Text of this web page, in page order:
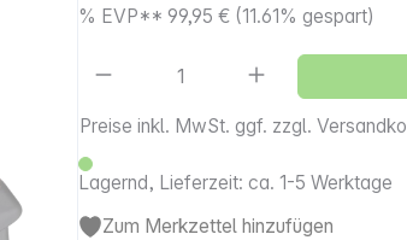
% EVP**99,95 € (11.61% gespart)
Preise inkl. MwSt. ggf. zzgl.
Lagernd, Lieferzeit: ca. 1-5 Werktage
Artikel Anzahl: Gib den
Zum Merkzettel hinzufügen